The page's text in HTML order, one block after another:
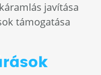
javítása
támogatása